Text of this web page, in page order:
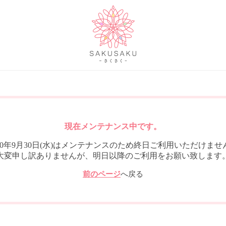
現在メンテナンス中です。
年9月30日(水)はメンテナンスのため終日ご利用いただけませ
変申し訳ありませんが、明日以降のご利用をお願い致します
前のページへ戻る